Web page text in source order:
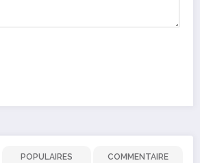
POPULAIRES COMMENTAIRE